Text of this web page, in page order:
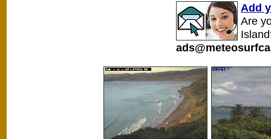
Add
Are